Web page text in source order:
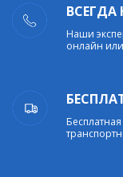
ВСЕГДА
Наши
онлайн